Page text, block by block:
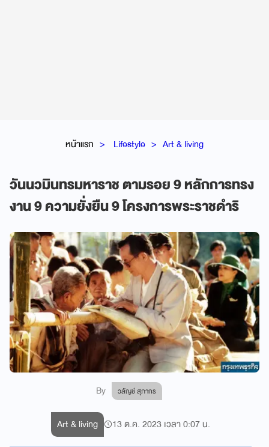
หน้าแรก Lifestyle Art & living
วันนวมินทรมหาราช ตามรอย 9 หลักการทรง
งาน 9 ความยั่งยืน 9 โครงการพระราชดำริ
By วลัญช์ สุภากร
Art & living 13 ต.ค. 2023 เวลา 0:07 น.